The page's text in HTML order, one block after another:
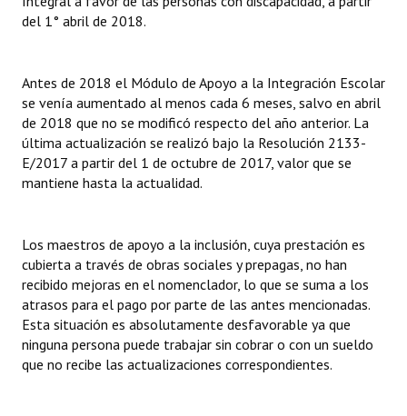
del 1° abril de 2018.
Antes de 2018 el Módulo de Apoyo a la Integración Escolar
se venía aumentado al menos cada 6 meses, salvo en abril
de 2018 que no se modificó respecto del año anterior. La
última actualización se realizó bajo la Resolución 2133-
E/2017 a partir del 1 de octubre de 2017, valor que se
mantiene hasta la actualidad.
Los maestros de apoyo a la inclusión, cuya prestación es
cubierta a través de obras sociales y prepagas, no han
recibido mejoras en el nomenclador, lo que se suma a los
atrasos para el pago por parte de las antes mencionadas.
Esta situación es absolutamente desfavorable ya que
ninguna persona puede trabajar sin cobrar o con un sueldo
que no recibe las actualizaciones correspondientes.